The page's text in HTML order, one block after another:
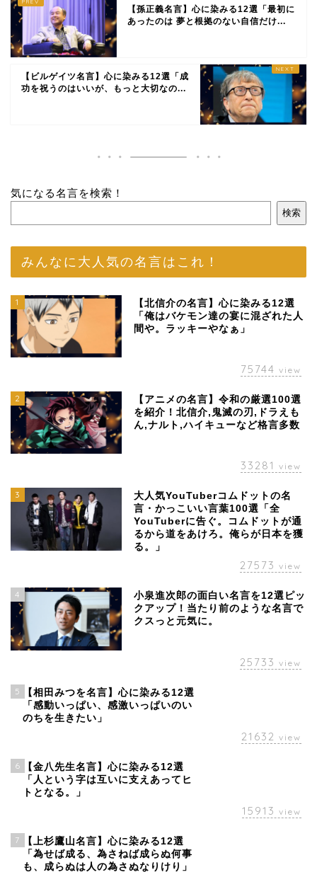
【孫正義名言】心に染みる12選「最初に
あったのは 夢と根拠のない自信だけ...
【ビルゲイツ名言】心に染みる12選「成
功を祝うのはいいが、もっと大切なの...
気になる名言を検索！
検索
みんなに大人気の名言はこれ！
1
【北信介の名言】心に染みる12選
「俺はバケモン達の宴に混ざれた人
間や。ラッキーやなぁ」
75744 view
2
【アニメの名言】令和の厳選100選
を紹介！北信介,鬼滅の刃,ドラえも
ん,ナルト,ハイキューなど格言多数
33281 view
3
大人気YouTuberコムドットの名
言・かっこいい言葉100選「全
YouTuberに告ぐ。コムドットが通
るから道をあけろ。俺らが日本を獲
る。」
27573 view
4
小泉進次郎の面白い名言を12選ピッ
クアップ！当たり前のような名言で
クスっと元気に。
25733 view
5
【相田みつを名言】心に染みる12選
「感動いっぱい、感激いっぱいのい
のちを生きたい」
21632 view
6
【金八先生名言】心に染みる12選
「人という字は互いに支えあってヒ
トとなる。」
15913 view
7
【上杉鷹山名言】心に染みる12選
「為せば成る、為さねば成らぬ何事
も、成らぬは人の為さぬなりけり」